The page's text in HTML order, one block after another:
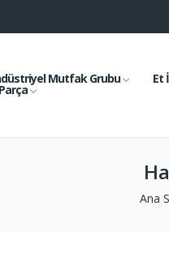
Mutfak Grubu Et
Ana